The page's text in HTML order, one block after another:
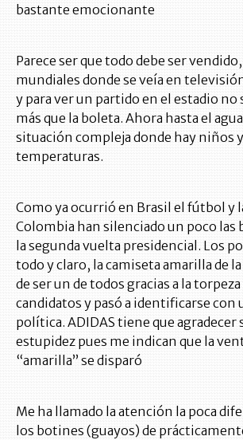
bastante emocionante
Parece ser que todo debe ser
mundiales donde se veía en
y para ver un partido en el estadio no
más que la boleta. Ahora hasta el
situación compleja donde hay niños
temperaturas.
Como ya ocurrió en Brasil el fútbol y
Colombia han silenciado un poco las
la segunda vuelta presidencial. Los
todo y claro, la camiseta amarilla de
de ser un de todos gracias a la
candidatos y pasó a identificarse con
política. ADIDAS tiene que agradecer
estupidez pues me indican que la
“amarilla” se disparó
Me ha llamado la atención la poca
los botines (guayos) de